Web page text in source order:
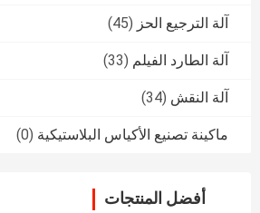
آلة الترجيع الحز (45)
آلة الطارد الفيلم (33)
آلة النقش (34)
ماكينة تصنيع الأكياس البلاستيكية (0)
أفضل المنتجات